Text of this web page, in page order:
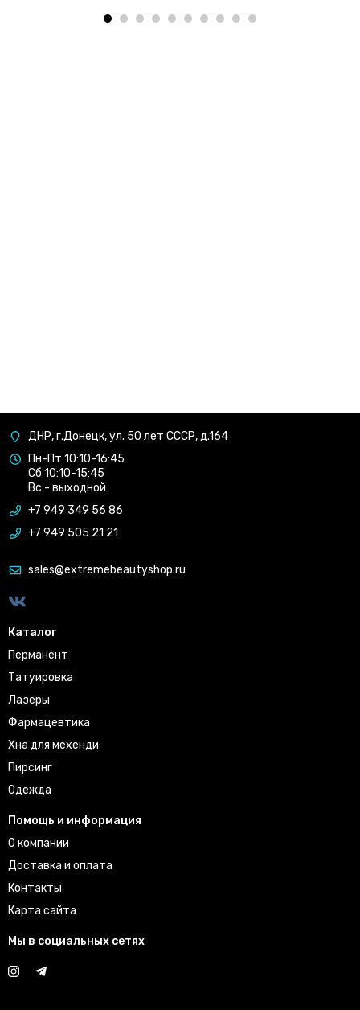
ДНР, г.Донецк, ул. 50 лет СССР, д.164
Пн-Пт 10:10-16:45
Сб 10:10-15:45
Вс - выходной
+7 949 349 56 86
+7 949 505 21 21
sales@extremebeautyshop.ru
Каталог
Перманент
Татуировка
Лазеры
Фармацевтика
Хна для мехенди
Пирсинг
Одежда
Помощь и информация
О компании
Доставка и оплата
Контакты
Карта сайта
Мы в социальных сетях